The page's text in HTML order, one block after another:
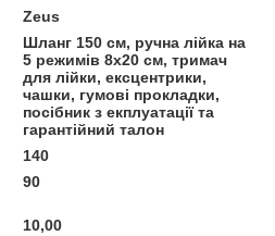
Zeus
Шланг 150 см, ручна лійка на
5 режимів 8х20 см, тримач
для лійки, ексцентрики,
чашки, гумові прокладки,
посібник з екплуатації та
гарантійний талон
140
90
10,00